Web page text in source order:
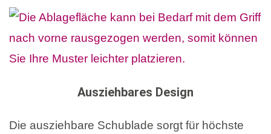
Ausziehbares Design
Die ausziehbare Schublade sorgt für höchste